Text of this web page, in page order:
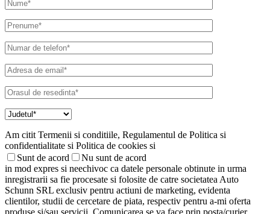
Am citit Termenii si conditiile, Regulamentul de Politica si
confidentialitate si Politica de cookies si
Sunt de acord
Nu sunt de acord
in mod expres si neechivoc ca datele personale obtinute in urma
inregistrarii sa fie procesate si folosite de catre societatea Auto
Schunn SRL exclusiv pentru actiuni de marketing, evidenta
clientilor, studii de cercetare de piata, respectiv pentru a-mi oferta
produse si/sau servicii. Comunicarea se va face prin posta/curier